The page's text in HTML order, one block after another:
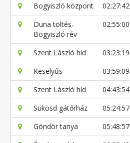
Bogyiszló központ
02:27:42
Duna töltés-
Bogyiszló rév
02:55:00
Szent László híd 03:23:19
Keselyűs
03:59:09
Szent László híd
04:43:54
Sükösd gátőrház
05:24:57
Göndör tanya
05:48:57